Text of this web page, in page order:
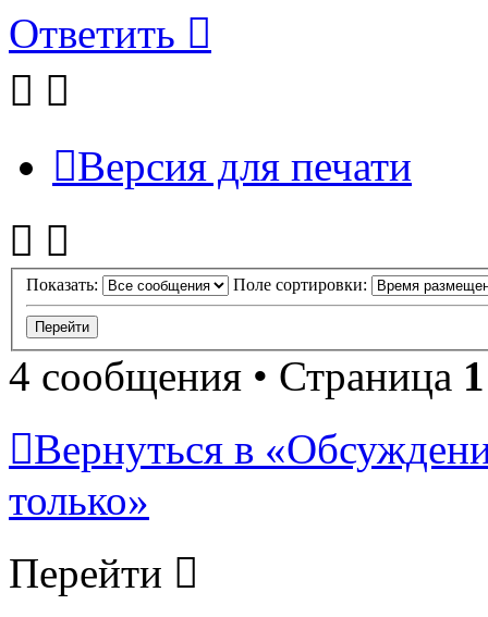
Ответить
Версия для печати
Показать: Поле сортировки:
4 сообщения • Страница 1
Вернуться в
только»
Перейти